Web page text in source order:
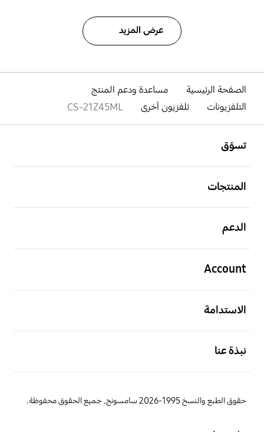
عرض المزيد
الصفحة الرئيسية
مساعدة ودعم المنتج
التلفزيونات
تلفزيون أخرى CS-21Z45ML
تسوّق
المنتجات
الدعم
Account
الاستدامة
نبذة عنا
حقوق الطبع والنسخ 1995-2026 سامسونج. جميع الحقوق محفوظة.